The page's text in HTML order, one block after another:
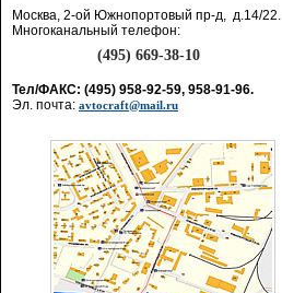
Москва, 2-ой Южнопортовый пр-д, д.14/22.
Многоканальный телефон:
(495) 669-38-10
Тел/ФАКС: (495) 958-92-59, 958-91-96.
Эл. почта: avtocraft@mail.ru